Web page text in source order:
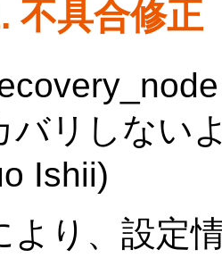
不具合修正
バリしない
Ishii)
より、設定